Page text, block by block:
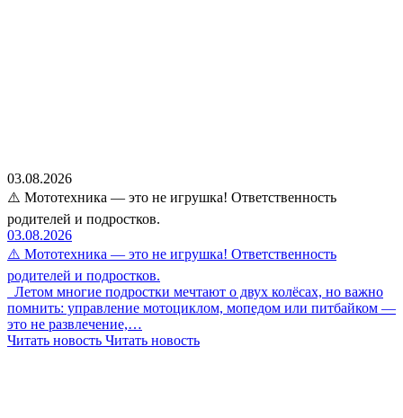
03.08.2026
⚠️ Мототехника — это не игрушка! Ответственность
родителей и подростков.
03.08.2026
⚠️ Мототехника — это не игрушка! Ответственность
родителей и подростков.
Летом многие подростки мечтают о двух колёсах, но важно
помнить: управление мотоциклом, мопедом или питбайком —
это не развлечение,…
Читать новость Читать новость